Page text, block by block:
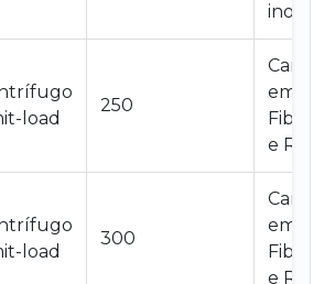
inox
load
250
em
e
load
300
em
e